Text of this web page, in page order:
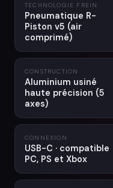
TECHNOLOGIE FREIN
Pneumatique R-
Piston v5 (air
comprimé)
CONSTRUCTION
Aluminium usiné
haute précision (5
axes)
CONNEXION
USB-C · compatible
PC, PS et Xbox